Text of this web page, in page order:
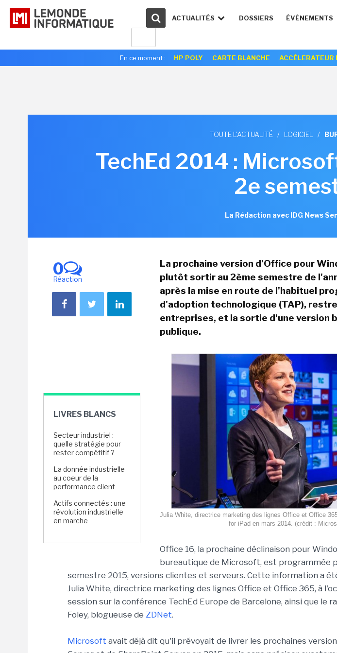
ACTUALITÉS DOSSIERS ÉVÉNEMENTS
En ce moment : HP POLY CARTE BLANCHE ACCÉLERATEUR
TOUTE L'ACTUALITÉ / LOGICIEL /
TechEd 2014 :
2e
La Rédaction avec IDG News
0
Réaction
LIVRES BLANCS
Secteur industriel :
quelle stratégie pour
rester compétitif ?
La donnée industrielle
au coeur de la
performance client
Actifs connectés : une
révolution industrielle
en marche
La prochaine version d'Office pour
plutôt sortir au 2ème semestre de
après la mise en route de l'habituel
d'adoption technologique (TAP),
entreprises, et la sortie d'une version
publique.
Julia White, directrice marketing des lignes Office et Office
for iPad en mars 2014. (crédit :
Office 16, la prochaine déclinaison pour
bureautique de Microsoft, est programmée
semestre 2015, versions clientes et serveurs. Cette information a
Julia White, directrice marketing des lignes Office et Office 365, à
session sur la conférence TechEd Europe de Barcelone, ainsi que le
Foley, blogueuse de ZDNet.
Microsoft avait déjà dit qu'il prévoyait de livrer les prochaines